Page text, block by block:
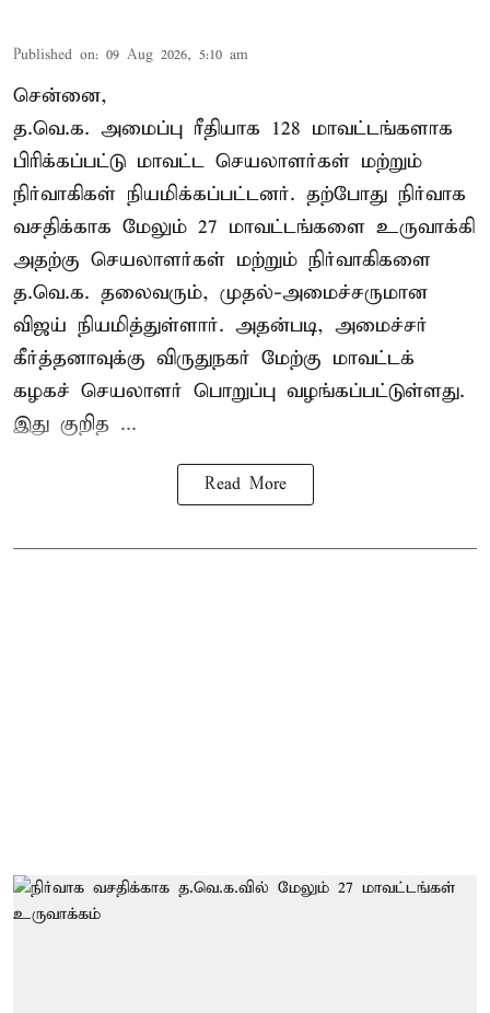
Published on: 09 Aug 2026, 5:10 am
சென்னை,
த.வெ.க. அமைப்பு ரீதியாக 128 மாவட்டங்களாக
பிரிக்கப்பட்டு மாவட்ட செயலாளர்கள் மற்றும்
நிர்வாகிகள் நியமிக்கப்பட்டனர். தற்போது நிர்வாக
வசதிக்காக மேலும் 27 மாவட்டங்களை உருவாக்கி
அதற்கு செயலாளர்கள் மற்றும் நிர்வாகிகளை
த.வெ.க. தலைவரும், முதல்-அமைச்சருமான
விஜய் நியமித்துள்ளார். அதன்படி, அமைச்சர்
கீர்த்தனாவுக்கு விருதுநகர் மேற்கு மாவட்டக்
கழகச் செயலாளர் பொறுப்பு வழங்கப்பட்டுள்ளது.
இது குறித ...
Read More